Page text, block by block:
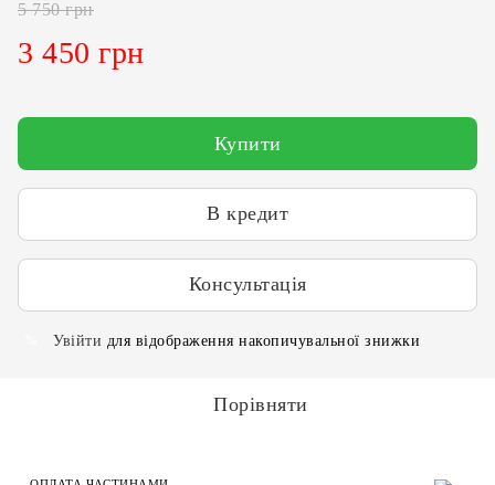
3 450 грн
5 750 грн
Купити
В кредит
Консультація
Увійти для відображення накопичувальної знижки
Порівняти